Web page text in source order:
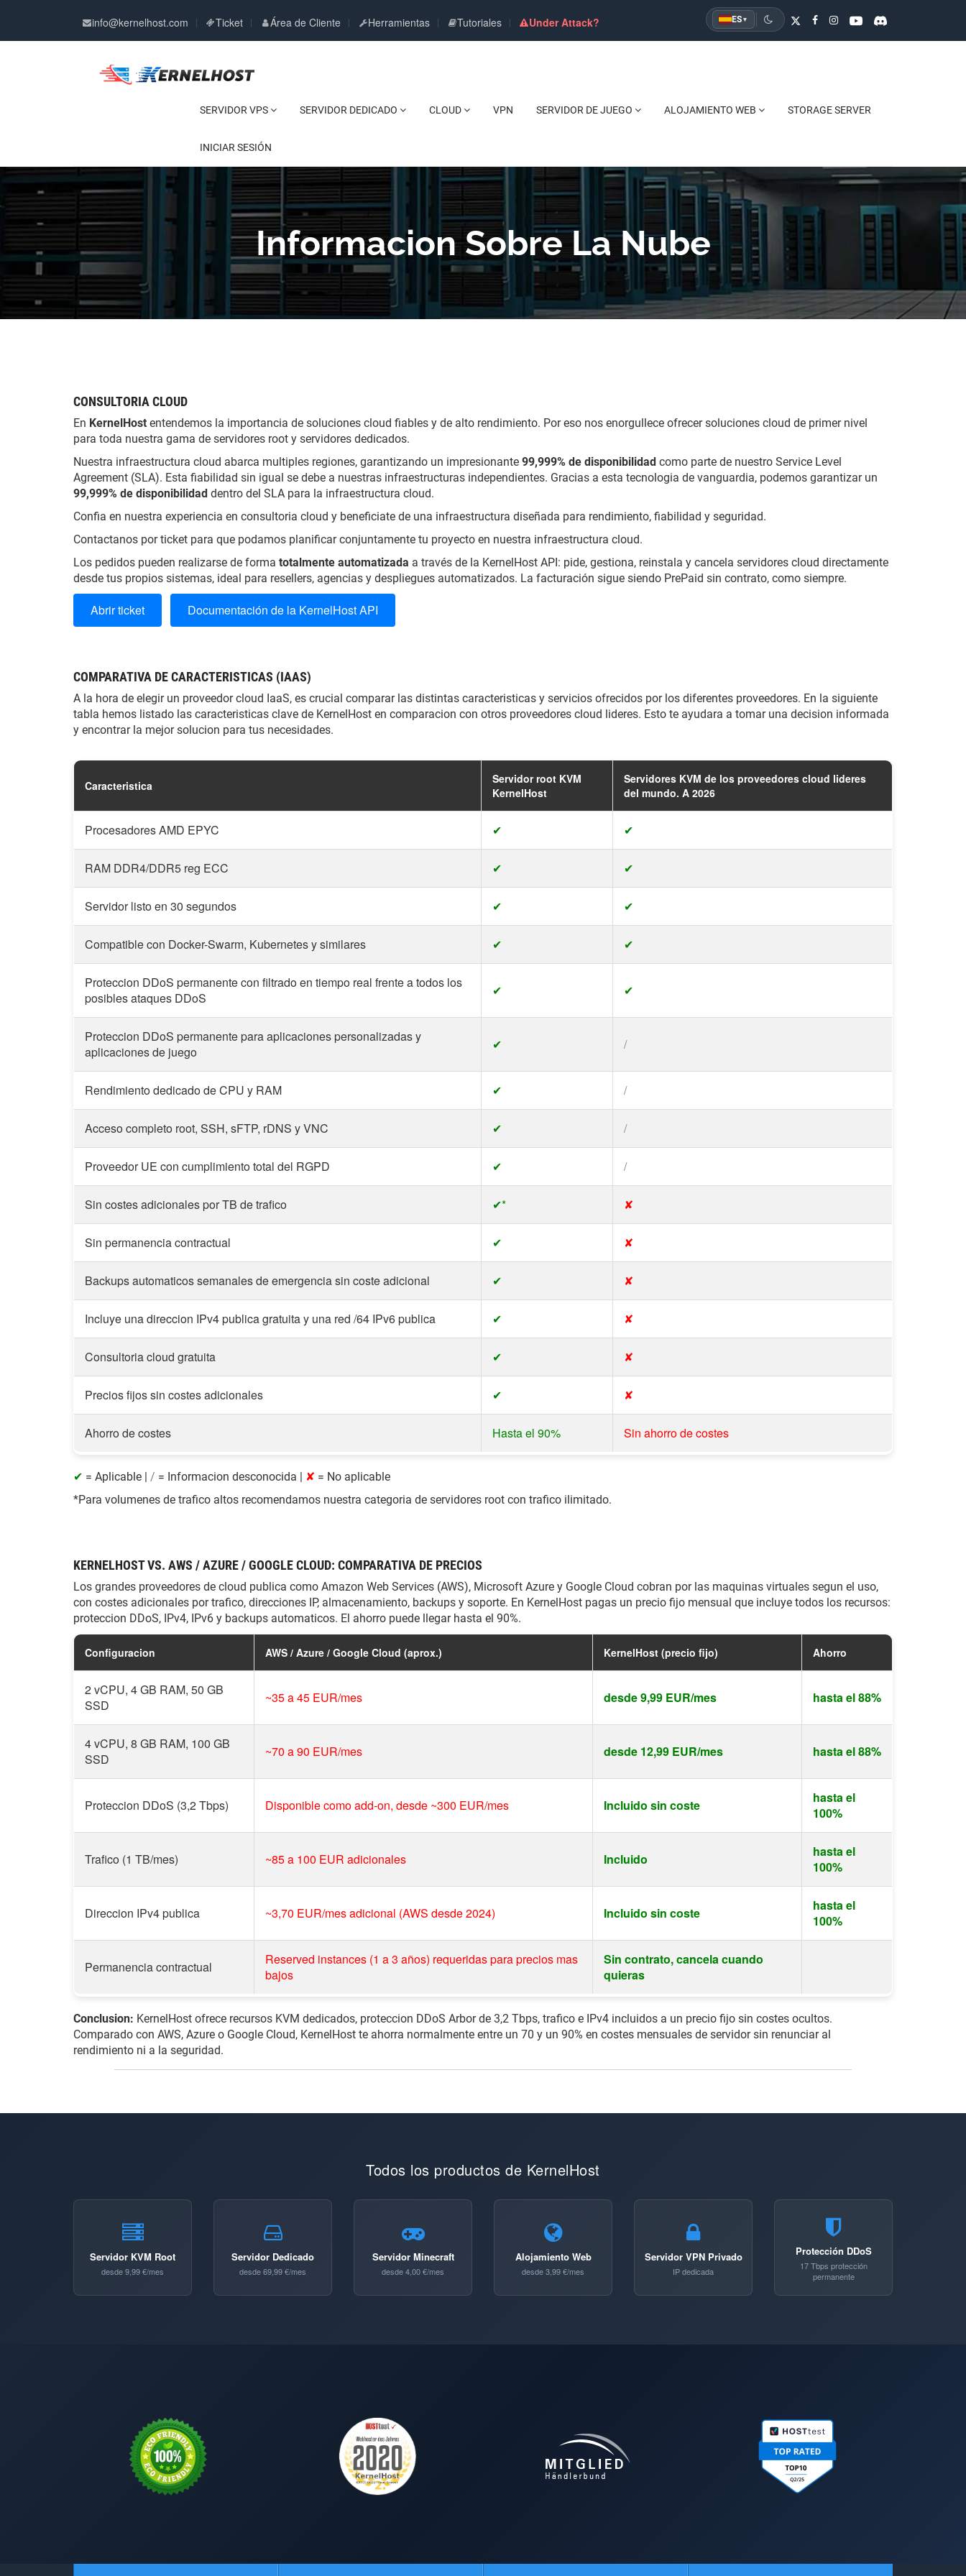
info@kernelhost.com Ticket Área de Cliente Herramientas Tutoriales Under Attack? ES ▾
SERVIDOR VPS SERVIDOR DEDICADO CLOUD VPN SERVIDOR DE JUEGO ALOJAMIENTO WEB STORAGE SERVER
INICIAR SESIÓN
Informacion Sobre La Nube
CONSULTORIA CLOUD
En KernelHost entendemos la importancia de soluciones cloud fiables y de alto rendimiento. Por eso nos enorgullece ofrecer soluciones cloud de primer nivel
para toda nuestra gama de servidores root y servidores dedicados.
Nuestra infraestructura cloud abarca multiples regiones, garantizando un impresionante 99,999% de disponibilidad como parte de nuestro Service Level
Agreement (SLA). Esta fiabilidad sin igual se debe a nuestras infraestructuras independientes. Gracias a esta tecnologia de vanguardia, podemos garantizar un
99,999% de disponibilidad dentro del SLA para la infraestructura cloud.
Confia en nuestra experiencia en consultoria cloud y beneficiate de una infraestructura diseñada para rendimiento, fiabilidad y seguridad.
Contactanos por ticket para que podamos planificar conjuntamente tu proyecto en nuestra infraestructura cloud.
Los pedidos pueden realizarse de forma totalmente automatizada a través de la KernelHost API: pide, gestiona, reinstala y cancela servidores cloud directamente
desde tus propios sistemas, ideal para resellers, agencias y despliegues automatizados. La facturación sigue siendo PrePaid sin contrato, como siempre.
Abrir ticket Documentación de la KernelHost API
COMPARATIVA DE CARACTERISTICAS (IAAS)
A la hora de elegir un proveedor cloud IaaS, es crucial comparar las distintas caracteristicas y servicios ofrecidos por los diferentes proveedores. En la siguiente
tabla hemos listado las caracteristicas clave de KernelHost en comparacion con otros proveedores cloud lideres. Esto te ayudara a tomar una decision informada
y encontrar la mejor solucion para tus necesidades.
Caracteristica
Servidor root KVM
KernelHost
Servidores KVM de los proveedores cloud lideres
del mundo. A 2026
Procesadores AMD EPYC ✔ ✔
RAM DDR4/DDR5 reg ECC ✔ ✔
Servidor listo en 30 segundos ✔ ✔
Compatible con Docker-Swarm, Kubernetes y similares ✔ ✔
Proteccion DDoS permanente con filtrado en tiempo real frente a todos los
posibles ataques DDoS
✔ ✔
Proteccion DDoS permanente para aplicaciones personalizadas y
aplicaciones de juego
✔ /
Rendimiento dedicado de CPU y RAM ✔ /
Acceso completo root, SSH, sFTP, rDNS y VNC ✔ /
Proveedor UE con cumplimiento total del RGPD ✔ /
Sin costes adicionales por TB de trafico ✔* ✘
Sin permanencia contractual ✔ ✘
Backups automaticos semanales de emergencia sin coste adicional ✔ ✘
Incluye una direccion IPv4 publica gratuita y una red /64 IPv6 publica ✔ ✘
Consultoria cloud gratuita ✔ ✘
Precios fijos sin costes adicionales ✔ ✘
Ahorro de costes Hasta el 90% Sin ahorro de costes
✔ = Aplicable | / = Informacion desconocida | ✘ = No aplicable
*Para volumenes de trafico altos recomendamos nuestra categoria de servidores root con trafico ilimitado.
KERNELHOST VS. AWS / AZURE / GOOGLE CLOUD: COMPARATIVA DE PRECIOS
Los grandes proveedores de cloud publica como Amazon Web Services (AWS), Microsoft Azure y Google Cloud cobran por las maquinas virtuales segun el uso,
con costes adicionales por trafico, direcciones IP, almacenamiento, backups y soporte. En KernelHost pagas un precio fijo mensual que incluye todos los recursos:
proteccion DDoS, IPv4, IPv6 y backups automaticos. El ahorro puede llegar hasta el 90%.
Configuracion AWS / Azure / Google Cloud (aprox.) KernelHost (precio fijo) Ahorro
2 vCPU, 4 GB RAM, 50 GB
SSD
~35 a 45 EUR/mes desde 9,99 EUR/mes hasta el 88%
4 vCPU, 8 GB RAM, 100 GB
SSD
~70 a 90 EUR/mes desde 12,99 EUR/mes hasta el 88%
Proteccion DDoS (3,2 Tbps) Disponible como add-on, desde ~300 EUR/mes Incluido sin coste
hasta el
100%
Trafico (1 TB/mes) ~85 a 100 EUR adicionales Incluido
hasta el
100%
Direccion IPv4 publica ~3,70 EUR/mes adicional (AWS desde 2024) Incluido sin coste
hasta el
100%
Permanencia contractual
Reserved instances (1 a 3 años) requeridas para precios mas
bajos
Sin contrato, cancela cuando
quieras
Conclusion: KernelHost ofrece recursos KVM dedicados, proteccion DDoS Arbor de 3,2 Tbps, trafico e IPv4 incluidos a un precio fijo sin costes ocultos.
Comparado con AWS, Azure o Google Cloud, KernelHost te ahorra normalmente entre un 70 y un 90% en costes mensuales de servidor sin renunciar al
rendimiento ni a la seguridad.
Todos los productos de KernelHost
Servidor KVM Root
desde 9,99 €/mes
Servidor Dedicado
desde 69,99 €/mes
Servidor Minecraft
desde 4,00 €/mes
Alojamiento Web
desde 3,99 €/mes
Servidor VPN Privado
IP dedicada
Protección DDoS
17 Tbps protección
permanente